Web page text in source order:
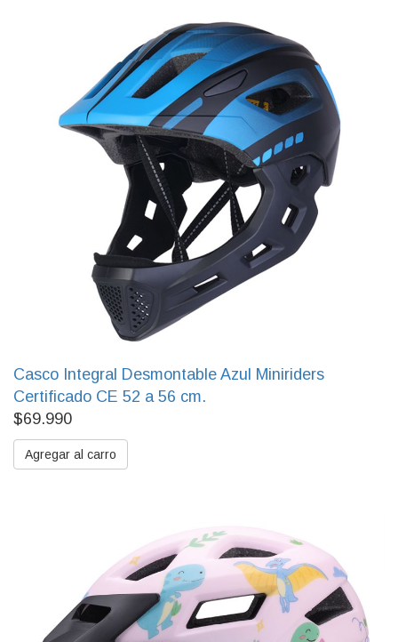
Casco Integral Desmontable Azul Miniriders
Certificado CE 52 a 56 cm.
$69.990
Agregar al carro